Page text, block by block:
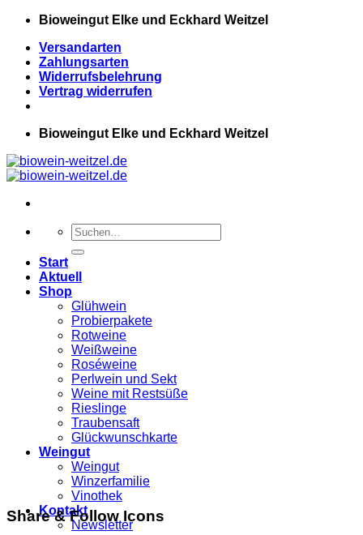
Zum
springen
Bioweingut Elke und Eckhard Weitzel
Versandarten
Zahlungsarten
Widerrufsbelehrung
Vertrag widerrufen
Bioweingut Elke und Eckhard Weitzel
Suchen
nach:
Start
Aktuell
Shop
Glühwein
Probierpakete
Rotweine
Weißweine
Roséweine
Perlwein und Sekt
Weine mit Restsüße
Rieslinge
Traubensaft
Glückwunschkarte
Weingut
Weingut
Winzerfamilie
Vinothek
Kontakt
Newsletter
Share & Follow Icons